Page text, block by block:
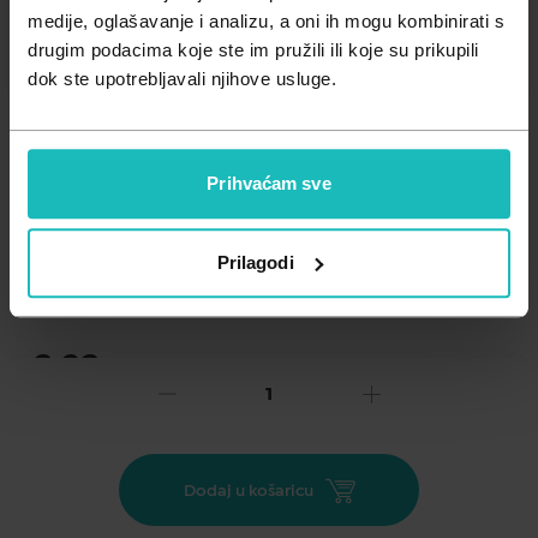
medije, oglašavanje i analizu, a oni ih mogu kombinirati s
drugim podacima koje ste im pružili ili koje su prikupili
dok ste upotrebljavali njihove usluge.
Prihvaćam sve
Prilagodi
Zdravlje muškarca
Zdravlje žene
Minerali
Probiotici i prebiotici
Važna obavijest prema Zakonu o zaštiti potrošača..
3,23
Brza dostava u roku od 1 do 2 dana
Dodaj u košaricu